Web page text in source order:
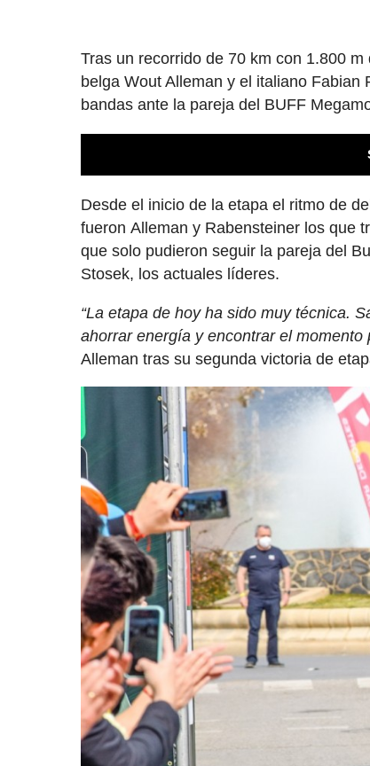
Tras un recorrido de 70 km con 1.800
belga Wout Alleman y el italiano
bandas ante la pareja del BUFF
Desde el inicio de la etapa el ritmo de
fueron Alleman y Rabensteiner los que
que solo pudieron seguir la pareja del
Stosek, los actuales líderes.
“La etapa de hoy ha sido muy técnica.
ahorrar energía y encontrar el momento
Alleman tras su segunda victoria de